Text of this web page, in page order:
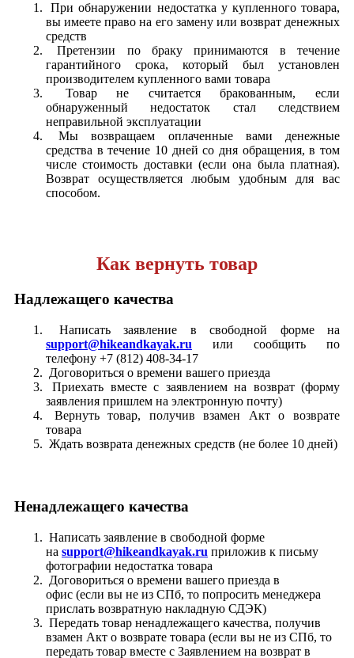
При обнаружении недостатка у купленного товара,
вы имеете право на его замену или возврат денежных
средств
Претензии по браку принимаются в течение
гарантийного срока, который был установлен
производителем купленного вами товара
Товар не считается бракованным, если
обнаруженный недостаток стал следствием
неправильной эксплуатации
Мы возвращаем оплаченные вами денежные
средства в течение 10 дней со дня обращения, в том
числе стоимость доставки (если она была платная).
Возврат осуществляется любым удобным для вас
способом.
Как вернуть товар
Надлежащего качества
Написать заявление в свободной форме на
support@hikeandkayak.ru или сообщить по
телефону +7 (812) 408-34-17
Договориться о времени вашего приезда
Приехать вместе с заявлением на возврат (форму
заявления пришлем на электронную почту)
Вернуть товар, получив взамен Акт о возврате
товара
Ждать возврата денежных средств (не более 10 дней)
Ненадлежащего качества
Написать заявление в свободной форме
на support@hikeandkayak.ru приложив к письму
фотографии недостатка товара
Договориться о времени вашего приезда в
офис (если вы не из СПб, то попросить менеджера
прислать возвратную накладную СДЭК)
Передать товар ненадлежащего качества, получив
взамен Акт о возврате товара (если вы не из СПб, то
передать товар вместе с Заявлением на возврат в